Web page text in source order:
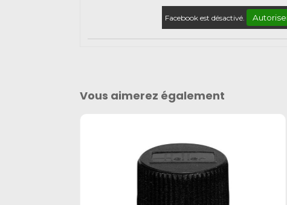
Facebook est désactivé.
Vous aimerez également